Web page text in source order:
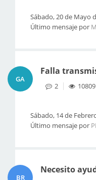
Sábado, 20 de Mayo
Último mensaje por
GA
Falla
2 10809
Sábado, 14 de
Último mensaje por
BR
Necesito